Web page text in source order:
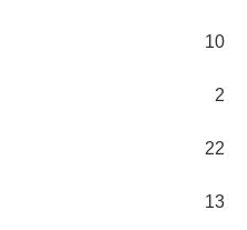
10
2
22
13